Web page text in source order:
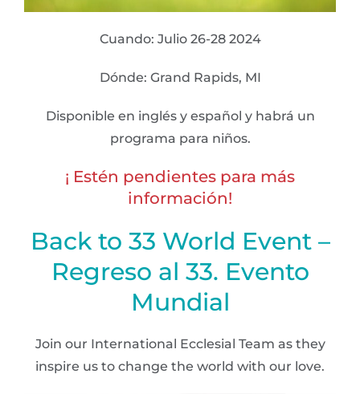
Cuando: Julio 26-28 2024
Dónde: Grand Rapids, MI
Disponible en inglés y español y habrá un
programa para niños.
¡ Estén pendientes para más
información!
Back to 33 World Event –
Regreso al 33. Evento
Mundial
Join our International Ecclesial Team as they
inspire us to change the world with our love.